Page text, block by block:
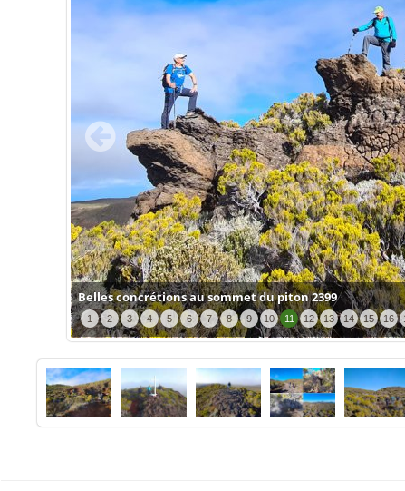
Belles concrétions au sommet du piton 2399
1 2 3 4 5 6 7 8 9 10 11 12 13 14 15 16